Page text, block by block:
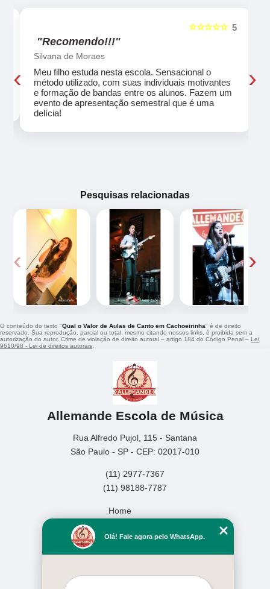
5
☆☆☆☆☆
"Recomendo!!!"
Silvana de Moraes
Meu filho estuda nesta escola. Sensacional o
método utilizado, com suas individuais motivantes
e formação de bandas entre os alunos. Fazem um
evento de apresentação semestral que é uma
delícia!
‹ ›
Pesquisas relacionadas
‹ ›
O conteúdo do texto "Qual o Valor de Aulas de Canto em Cachoeirinha" é de direito
reservado. Sua reprodução, parcial ou total, mesmo citando nossos links, é proibida sem a
autorização do autor. Crime de violação de direito autoral – artigo 184 do Código Penal – Lei
9610/98 - Lei de direitos autorais
Allemande Escola de Música
Rua Alfredo Pujol, 115 - Santana
São Paulo - SP - CEP: 02017-010
(11) 2977-7367
(11) 98188-7787
Home
Missão
Olá! Fale agora pelo WhatsApp.